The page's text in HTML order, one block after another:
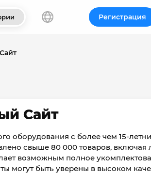
Регистрация
Сайт
оборудования с более чем 15-
свыше 80 000 товаров, включая
возможным полное
могут быть уверены в высоком